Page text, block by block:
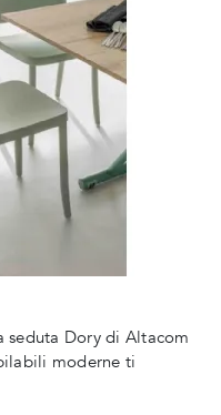
Dory di Altacom
moderne ti